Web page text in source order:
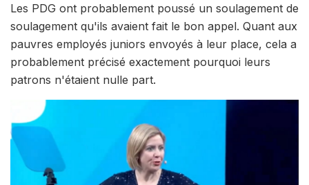
Les PDG ont probablement poussé un soulagement de
soulagement qu'ils avaient fait le bon appel. Quant aux
pauvres employés juniors envoyés à leur place, cela a
probablement précisé exactement pourquoi leurs
patrons n'étaient nulle part.